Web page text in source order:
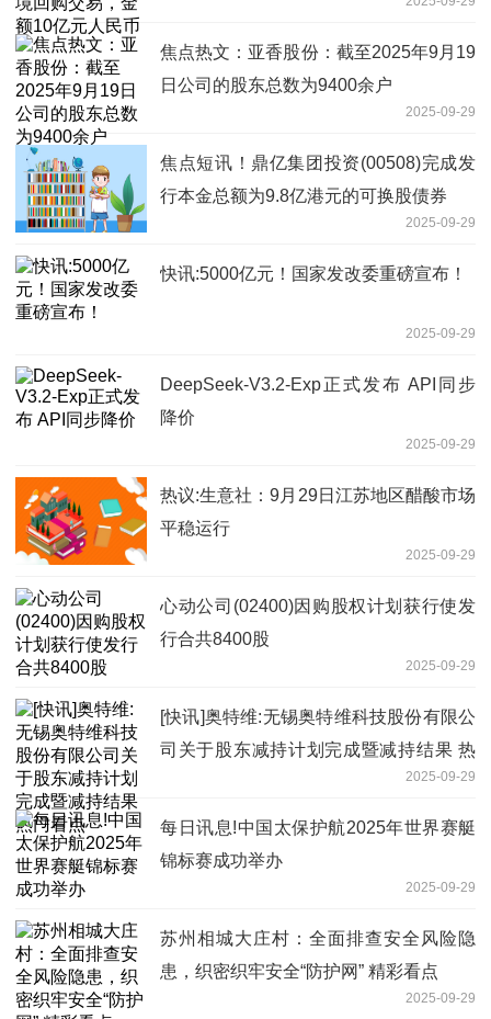
焦点热文：亚香股份：截至2025年9月19
日公司的股东总数为9400余户
2025-09-29
焦点短讯！鼎亿集团投资(00508)完成发
行本金总额为9.8亿港元的可换股债券
2025-09-29
快讯:5000亿元！国家发改委重磅宣布！
2025-09-29
DeepSeek-V3.2-Exp正式发布 API同步
降价
2025-09-29
热议:生意社：9月29日江苏地区醋酸市场
平稳运行
2025-09-29
心动公司(02400)因购股权计划获行使发
行合共8400股
2025-09-29
[快讯]奥特维:无锡奥特维科技股份有限公
司关于股东减持计划完成暨减持结果 热
2025-09-29
每日讯息!中国太保护航2025年世界赛艇
锦标赛成功举办
2025-09-29
苏州相城大庄村：全面排查安全风险隐
患，织密织牢安全“防护网” 精彩看点
2025-09-29